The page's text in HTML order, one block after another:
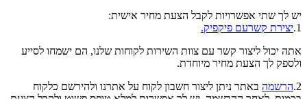
יש לך שתי אפשרויות לקבל הצעת מחיר אישית:
1. יצירת קשרעם פיקפיק.
אתה יכול ליצור קשר עם צוות השירות לקוחות שלנו, הם ישמחו לסייע
ולספק לך הצעת מחיר מיוחדת.
2. הרשמה באתר ניתן ליצור חשבון לקוח על אתרנו ולהירשם כלקוח